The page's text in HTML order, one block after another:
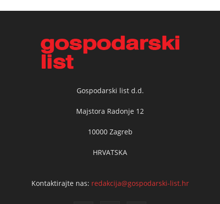
Gospodarski list d.d.
Majstora Radonje 12
10000 Zagreb
HRVATSKA
Kontaktirajte nas: redakcija@gospodarski-list.hr